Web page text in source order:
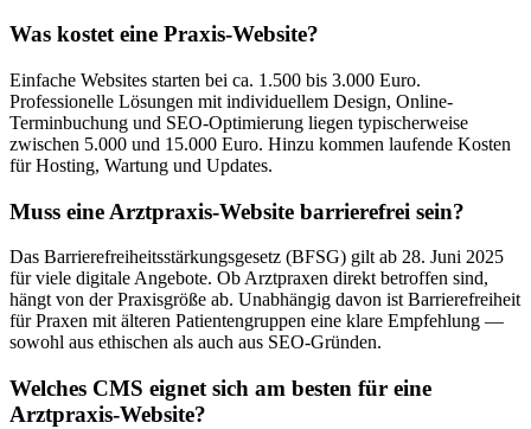
Was kostet eine Praxis-Website?
Einfache Websites starten bei ca. 1.500 bis 3.000 Euro.
Professionelle Lösungen mit individuellem Design, Online-
Terminbuchung und SEO-Optimierung liegen typischerweise
zwischen 5.000 und 15.000 Euro. Hinzu kommen laufende Kosten
für Hosting, Wartung und Updates.
Muss eine Arztpraxis-Website barrierefrei sein?
Das Barrierefreiheitsstärkungsgesetz (BFSG) gilt ab 28. Juni 2025
für viele digitale Angebote. Ob Arztpraxen direkt betroffen sind,
hängt von der Praxisgröße ab. Unabhängig davon ist Barrierefreiheit
für Praxen mit älteren Patientengruppen eine klare Empfehlung —
sowohl aus ethischen als auch aus SEO-Gründen.
Welches CMS eignet sich am besten für eine
Arztpraxis-Website?